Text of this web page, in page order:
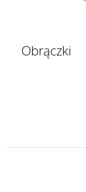
Obrączki